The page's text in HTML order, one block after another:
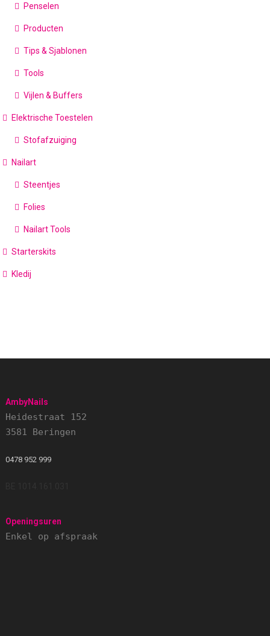
Penselen
Producten
Tips & Sjablonen
Tools
Vijlen & Buffers
Elektrische Toestelen
Stofafzuiging
Nailart
Steentjes
Folies
Nailart Tools
Starterskits
Kledij
AmbyNails
Heidestraat 152
3581 Beringen
0478 952 999
Openingsuren
Enkel op afspraak